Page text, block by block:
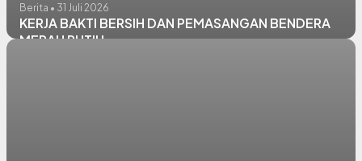
Berita • 31 Juli 2026
KERJA BAKTI BERSIH DAN PEMASANGAN BENDERA
MERAH PUTIH